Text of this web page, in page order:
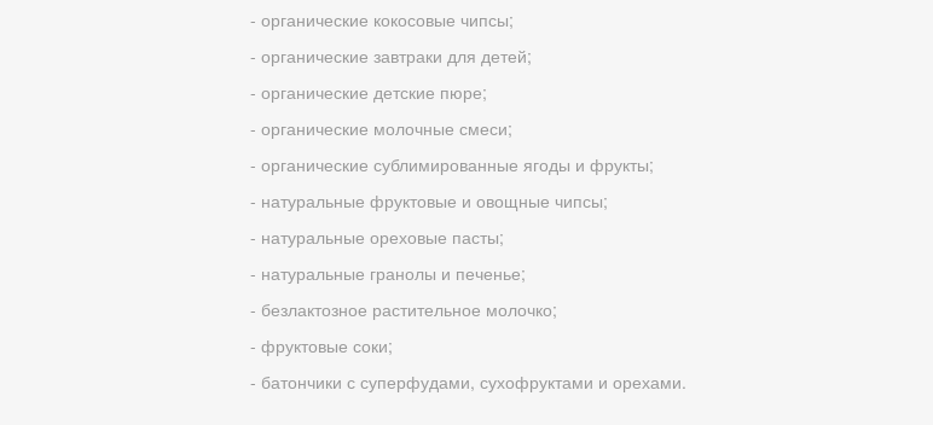
- органические кокосовые чипсы;
- органические завтраки для детей;
- органические детские пюре;
- органические молочные смеси;
- органические сублимированные ягоды и фрукты;
- натуральные фруктовые и овощные чипсы;
- натуральные ореховые пасты;
- натуральные гранолы и печенье;
- безлактозное растительное молочко;
- фруктовые соки;
- батончики с суперфудами, сухофруктами и орехами.